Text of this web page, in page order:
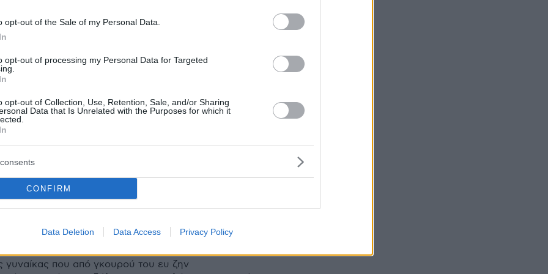
opt-out of the Sale of my Personal Data.
opt-out of processing my Personal Data for Targeted
opt-out of Collection, Use, Retention, Sale, and/or Sharing
Data that Is Unrelated with the Purposes for which it
CONFIRM
Data Deletion Data Access Privacy Policy
φιλόζωων για τα βίντεο
influencer με κροκόδειλους
την απέλασή του από την
προκάλεσε την οργή των φιλόζωων, ο Χόλστον, ο
το παρατσούκλι The Real Tarzann, φαίνεται να
Πώς μία influencer
καρκίνου, που δεν υπήρξε ποτέ
γυναίκας που από γκουρού του ευ ζην
11